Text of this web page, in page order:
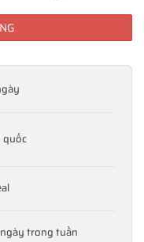
quốc
trong tuần